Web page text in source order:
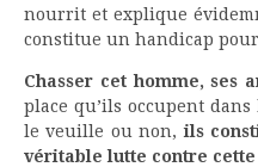
nourrit et explique
constitue un handicap
Chasser cet homme, ses
place qu’ils occupent dans
le veuille ou non, ils
véritable lutte contre cette